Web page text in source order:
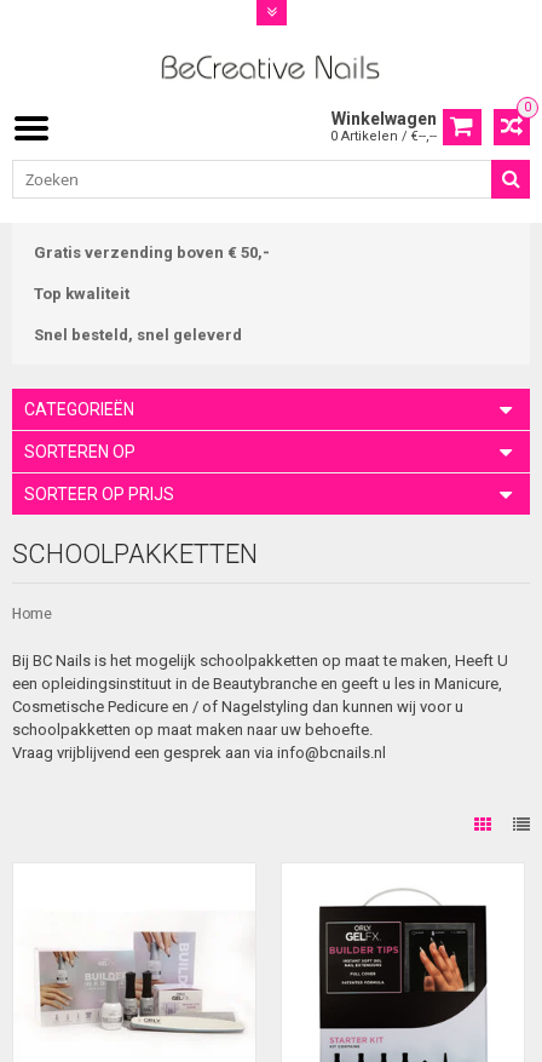
0
Winkelwagen
0 Artikelen / €--,--
Gratis verzending boven € 50,-
Top kwaliteit
Snel besteld, snel geleverd
CATEGORIEËN
SORTEREN OP
SORTEER OP PRIJS
SCHOOLPAKKETTEN
Home
Bij BC Nails is het mogelijk schoolpakketten op maat te maken, Heeft U
een opleidingsinstituut in de Beautybranche en geeft u les in Manicure,
Cosmetische Pedicure en / of Nagelstyling dan kunnen wij voor u
schoolpakketten op maat maken naar uw behoefte.
Vraag vrijblijvend een gesprek aan via info@bcnails.nl